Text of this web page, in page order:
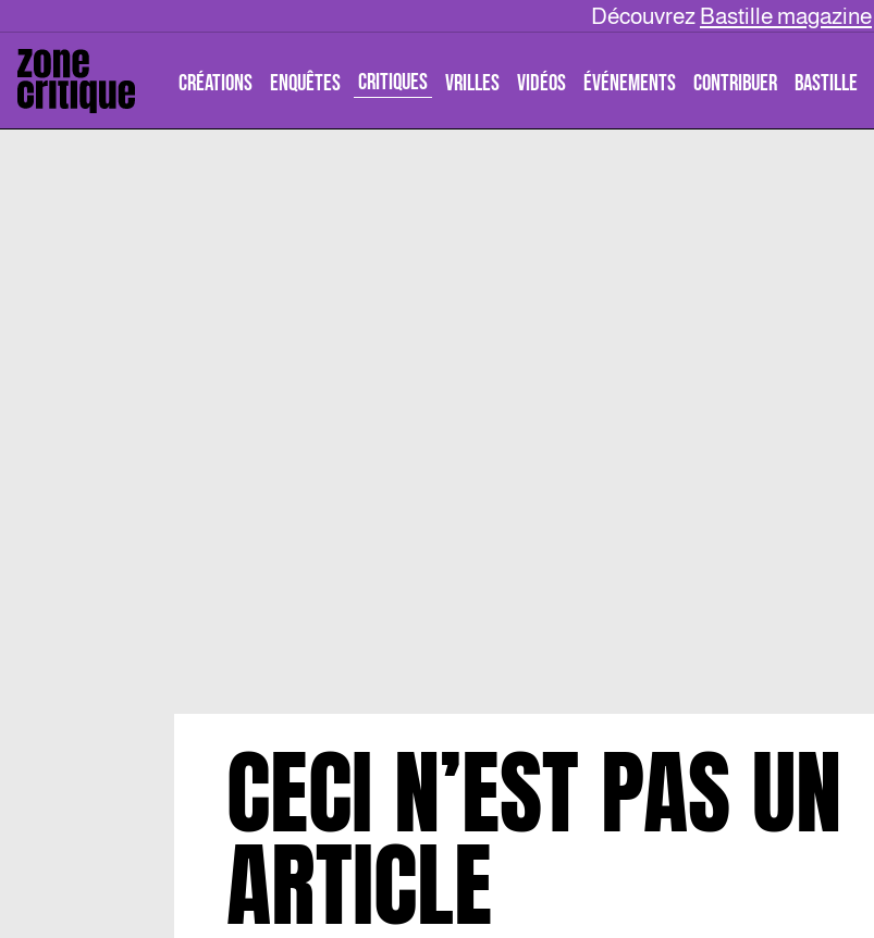
Découvrez Bastille magazine
CRÉATIONS ENQUÊTES CRITIQUES VRILLES VIDÉOS ÉVÉNEMENTS CONTRIBUER BASTILLE
CECI N’EST PAS UN
ARTICLE